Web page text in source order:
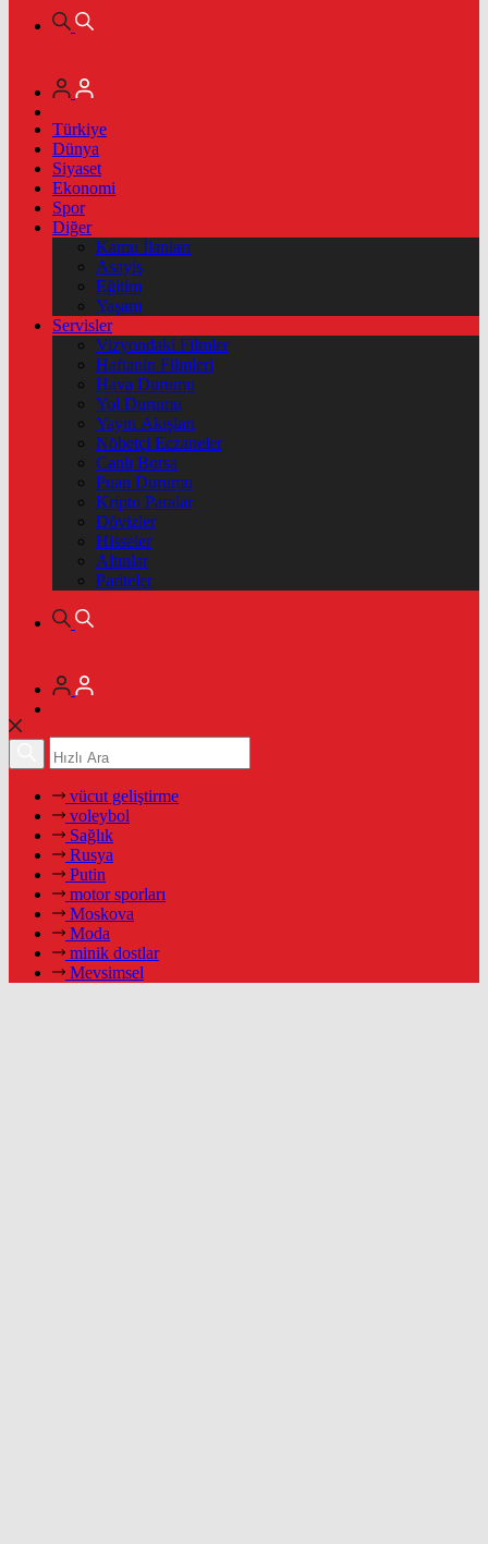
Türkiye
Dünya
Siyaset
Ekonomi
Spor
Diğer
Kamu İlanları
Asayiş
Eğitim
Yaşam
Servisler
Vizyondaki Filmler
Haftanin Filmleri
Hava Durumu
Yol Durumu
Yayın Akışları
Nöbetçi Eczaneler
Canlı Borsa
Puan Durumu
Kripto Paralar
Dövizler
Hisseler
Altınlar
Pariteler
vücut geliştirme
voleybol
Sağlık
Rusya
Putin
motor sporları
Moskova
Moda
minik dostlar
Mevsimsel